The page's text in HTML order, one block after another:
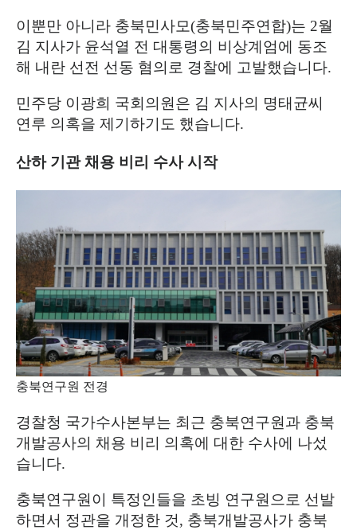
이뿐만 아니라 충북민사모(충북민주연합)는 2월
김 지사가 윤석열 전 대통령의 비상계엄에 동조
해 내란 선전 선동 혐의로 경찰에 고발했습니다.
민주당 이광희 국회의원은 김 지사의 명태균씨
연루 의혹을 제기하기도 했습니다.
산하 기관 채용 비리 수사 시작
충북연구원 전경
경찰청 국가수사본부는 최근 충북연구원과 충북
개발공사의 채용 비리 의혹에 대한 수사에 나섰
습니다.
충북연구원이 특정인들을 초빙 연구원으로 선발
하면서 정관을 개정한 것, 충북개발공사가 충북